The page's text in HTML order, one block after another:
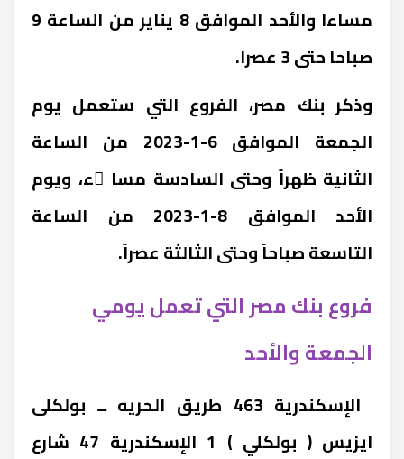
مساءا والأحد الموافق 8 يناير من الساعة 9
صباحا حتى 3 عصرا.
‎وذكر بنك مصر، الفروع التي ستعمل ‎يوم
الجمعة الموافق 6-1-2023 من الساعة
الثانية ظهراً وحتى السادسة مسا ًء، ويوم
الأحد الموافق 8-1-2023 من الساعة
التاسعة صباحاً وحتى الثالثة عصراً.
فروع بنك مصر التي تعمل يومي
الجمعة والأحد
‎الإسكندرية ‎463 طريق الحريه ــ بولكلى
‎ايزيس ( بولكلي ) 1 ‎الإسكندرية ‎47 شارع